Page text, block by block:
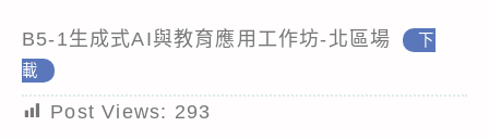
B5-1生成式AI與教育應用工作坊-北區場
下
載
Post Views: 293